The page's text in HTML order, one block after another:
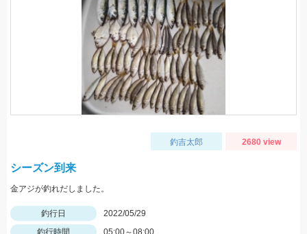
釣吉太郎 2680 view
シーズン到来
金アジが釣れだしました。
釣行日
2022/05/29
釣行時間
05:00～08:00